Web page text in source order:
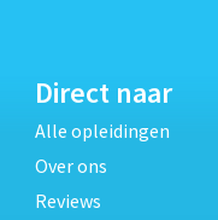
Direct naar
Alle opleidingen
Over ons
Reviews